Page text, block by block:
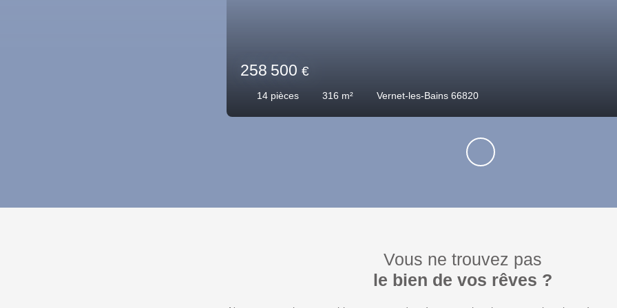
470 000 €
7pièces 275m² Vernet-les-Bains 66820
Vous ne trouvez pas
le bien de vos rêves ?